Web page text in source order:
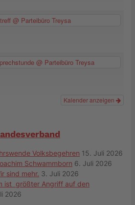
@ Parteibüro Treysa
@ Parteibüro Treysa
Kalender anzeigen
Volksbegehren 15. Juli 2026
Schwammborn 6. Juli 2026
sind mehr. 3. Juli 2026
ist größter Angriff auf den
2026